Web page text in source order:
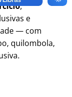
,
e
— com
quilombola,